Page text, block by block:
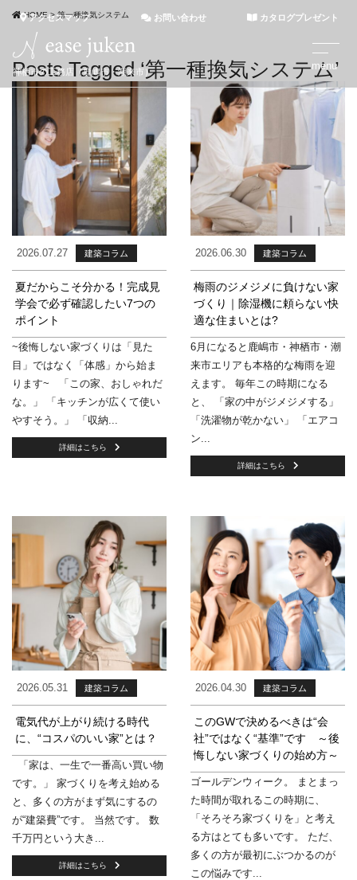
神栖市の工務店（鹿嶋市・潮来市）
アクセスマップ お問い合わせ カタログプレゼント
HOME>第一種換気システム
Posts Tagged ‘第一種換気システム’
2026.07.27 建築コラム
夏だからこそ分かる！完成見
学会で必ず確認したい7つの
ポイント
~後悔しない家づくりは「見た
目」ではなく「体感」から始ま
ります~ 「この家、おしゃれだ
な。」 「キッチンが広くて使い
やすそう。」 「収納...
詳細はこちら
2026.06.30 建築コラム
梅雨のジメジメに負けない家
づくり｜除湿機に頼らない快
適な住まいとは?
6月になると鹿嶋市・神栖市・潮
来市エリアも本格的な梅雨を迎
えます。 毎年この時期になる
と、 「家の中がジメジメする」
「洗濯物が乾かない」 「エアコ
ン...
詳細はこちら
2026.05.31 建築コラム
電気代が上がり続ける時代
に、“コスパのいい家”とは？
「家は、一生で一番高い買い物
です。」 家づくりを考え始める
と、多くの方がまず気にするの
が“建築費”です。 当然です。 数
千万円という大き...
詳細はこちら
2026.04.30 建築コラム
このGWで決めるべきは“会
社”ではなく“基準”です ～後
悔しない家づくりの始め方～
ゴールデンウィーク。 まとまっ
た時間が取れるこの時期に、
「そろそろ家づくりを」と考え
る方はとても多いです。 ただ、
多くの方が最初にぶつかるのが
この悩みです...